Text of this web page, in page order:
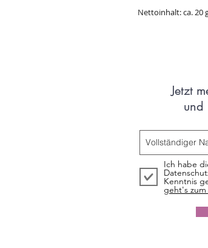
Nettoinhalt: ca. 20
Jetzt
und
Ich habe
Kenntnis
geht's